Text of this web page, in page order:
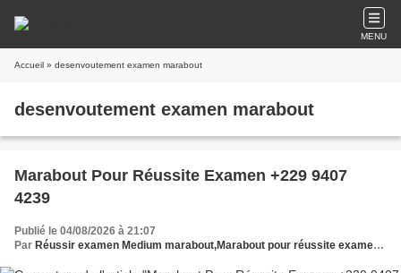
MENU
Accueil » desenvoutement examen marabout
desenvoutement examen marabout
Marabout Pour Réussite Examen +229 9407
4239
Publié le 04/08/2026 à 21:07
Par Réussir examen Medium marabout,Marabout pour réussite examen,Medium marabout aide concours,